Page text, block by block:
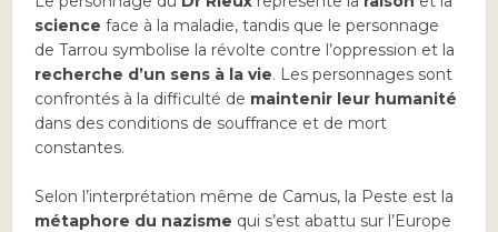
science face à la maladie, tandis que le personnage
de Tarrou symbolise la révolte contre l’oppression et la
recherche d’un sens à la vie. Les personnages sont
confrontés à la difficulté de maintenir leur humanité
dans des conditions de souffrance et de mort
constantes.
Selon l’interprétation même de Camus, la Peste est la
métaphore du nazisme qui s’est abattu sur l’Europe